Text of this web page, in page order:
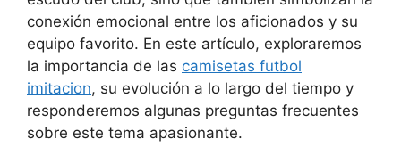
conexión emocional entre los aficionados y su
equipo favorito. En este artículo, exploraremos
la importancia de las camisetas futbol
imitacion, su evolución a lo largo del tiempo y
responderemos algunas preguntas frecuentes
sobre este tema apasionante.